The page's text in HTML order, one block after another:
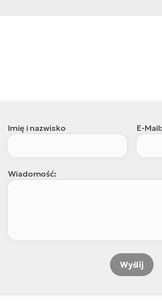
Imię i nazwisko E-Mail:
Wiadomość:
Wyślij